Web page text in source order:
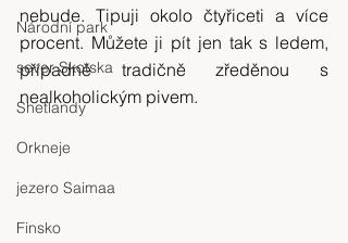
Národní park
sever Skotska
Shetlandy
Orkneje
jezero Saimaa
Finsko
nebude. Tipuji okolo čtyřiceti a více
procent. Můžete ji pít jen tak s ledem,
případně tradičně zředěnou s
nealkoholickým pivem.